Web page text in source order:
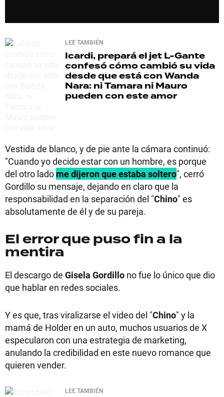
LEE TAMBIÉN
Icardi, prepará el jet L-Gante
confesó cómo cambió su vida
desde que está con Wanda
Nara: ni Tamara ni Mauro
pueden con este amor
Vestida de blanco, y de pie ante la cámara continuó:
"Cuando yo decido estar con un hombre, es porque
del otro lado me dijeron que estaba soltero", cerró
Gordillo su mensaje, dejando en claro que la
responsabilidad en la separación del "Chino" es
absolutamente de él y de su pareja.
El error que puso fin a la
mentira
El descargo de Gisela Gordillo no fue lo único que dio
que hablar en redes sociales.
Y es que, tras viralizarse el video del "Chino" y la
mamá de Holder en un auto, muchos usuarios de X
especularon con una estrategia de marketing,
anulando la credibilidad en este nuevo romance que
quieren vender.
LEE TAMBIÉN